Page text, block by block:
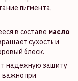
пигмента,
в составе масло
сухость и
блеск.
надежную защиту
важно при